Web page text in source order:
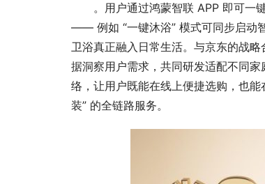
。用户通过鸿蒙智联 APP 即可一
—— 例如 “一键沐浴” 模式可同步启动
卫浴真正融入日常生活。与京东的战
据洞察用户需求，共同研发适配不同
络，让用户既能在线上便捷选购，也
装” 的全链路服务。